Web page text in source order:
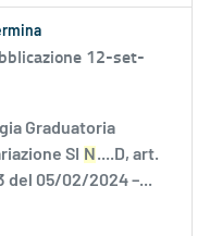
12-set-
Graduatoria
SI
N ....D, art.
del 05/02/2024 –...